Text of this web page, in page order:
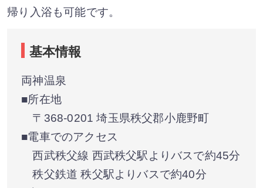
帰り入浴も可能です。
基本情報
両神温泉
■所在地
〒368-0201 埼玉県秩父郡小鹿野町
■電車でのアクセス
西武秩父線 西武秩父駅よりバスで約45分
秩父鉄道 秩父駅よりバスで約40分